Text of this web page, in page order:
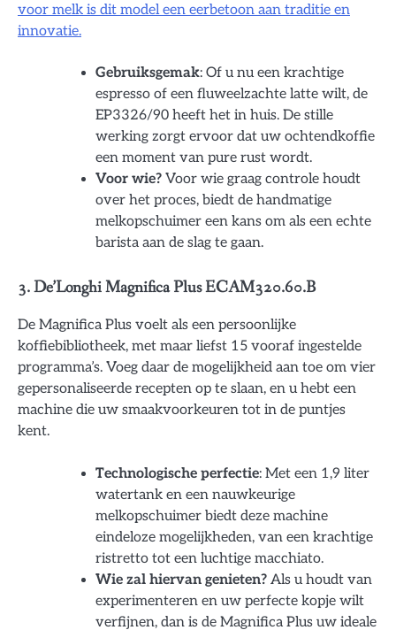
voor melk is dit model een eerbetoon aan traditie en
innovatie.
Gebruiksgemak: Of u nu een krachtige
espresso of een fluweelzachte latte wilt, de
EP3326/90 heeft het in huis. De stille
werking zorgt ervoor dat uw ochtendkoffie
een moment van pure rust wordt.
Voor wie? Voor wie graag controle houdt
over het proces, biedt de handmatige
melkopschuimer een kans om als een echte
barista aan de slag te gaan.
3. De’Longhi Magnifica Plus ECAM320.60.B
De Magnifica Plus voelt als een persoonlijke
koffiebibliotheek, met maar liefst 15 vooraf ingestelde
programma’s. Voeg daar de mogelijkheid aan toe om vier
gepersonaliseerde recepten op te slaan, en u hebt een
machine die uw smaakvoorkeuren tot in de puntjes
kent.
Technologische perfectie: Met een 1,9 liter
watertank en een nauwkeurige
melkopschuimer biedt deze machine
eindeloze mogelijkheden, van een krachtige
ristretto tot een luchtige macchiato.
Wie zal hiervan genieten? Als u houdt van
experimenteren en uw perfecte kopje wilt
verfijnen, dan is de Magnifica Plus uw ideale